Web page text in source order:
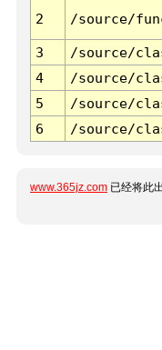
2 /source/
3 /source/
4
/source/
5
/source/
6
/source/
www.365jz.com 已经将此